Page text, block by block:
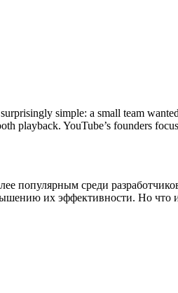
simple: a small team
playback. YouTube’s founders
популярным среди
их эффективности. Но